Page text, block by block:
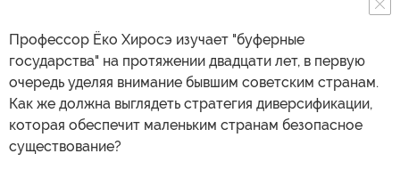
Профессор Ёко Хиросэ изучает "буферные
государства" на протяжении двадцати лет, в первую
очередь уделяя внимание бывшим советским странам.
Как же должна выглядеть стратегия диверсификации,
которая обеспечит маленьким странам безопасное
существование?